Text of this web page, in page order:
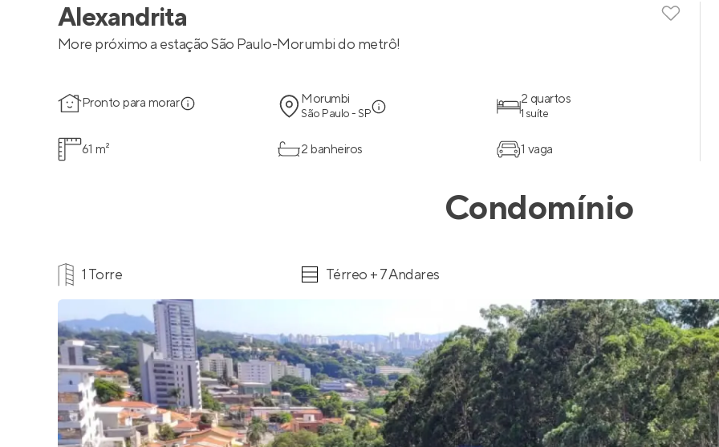
Alexandrita
More próximo a estação São Paulo-Morumbi do metrô!
Pronto para morar Morumbi
São Paulo - SP
2 quartos
1 suíte
61 m² 2 banheiros 1 vaga
Condomínio
1 Torre Térreo + 7 Andares